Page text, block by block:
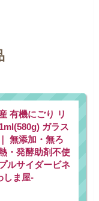
有機にごり リ
ガラス
無添加・無ろ
・発酵助剤不使
ルサイダービネ
しま屋-